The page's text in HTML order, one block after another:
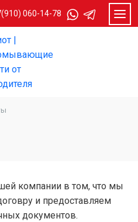
060-14-78
компании в том, что мы
и предоставляем
документов.